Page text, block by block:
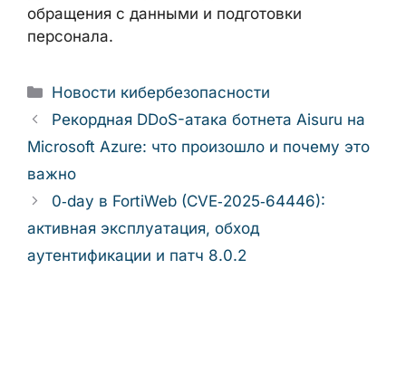
секторе и смежных отраслях, имеет смысл
внимательно отслеживать развитие
собственные подходы к выбору и аудиту
поставщиков, а также инвестировать в
укрепление кибербезопасности на всех
уровнях — от архитектуры сетей до
политики обращения с данными и
подготовки персонала.
Рубрики
Новости кибербезопасности